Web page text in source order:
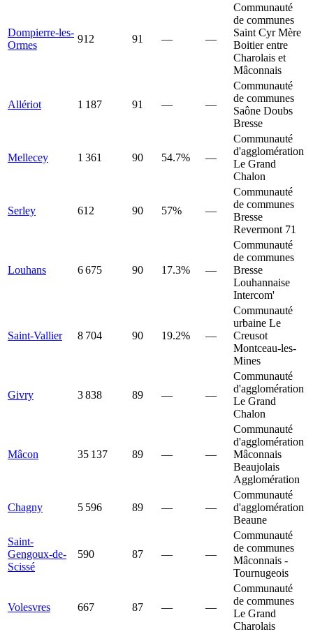
Dompierre-les-
Ormes
912 91 — —
Communauté
de communes
Saint Cyr Mère
Boitier entre
Charolais et
Mâconnais
Allériot 1 187 91 — —
Communauté
de communes
Saône Doubs
Bresse
Mellecey 1 361 90 54.7% —
Communauté
d'agglomération
Le Grand
Chalon
Serley 612 90 57% —
Communauté
de communes
Bresse
Revermont 71
Louhans 6 675 90 17.3% —
Communauté
de communes
Bresse
Louhannaise
Intercom'
Saint-Vallier 8 704 90 19.2% —
Communauté
urbaine Le
Creusot
Montceau-les-
Mines
Givry 3 838 89 — —
Communauté
d'agglomération
Le Grand
Chalon
Mâcon 35 137 89 — —
Communauté
d'agglomération
Mâconnais
Beaujolais
Agglomération
Chagny 5 596 89 — —
Communauté
d'agglomération
Beaune
Saint-
Gengoux-de-
Scissé
590 87 — —
Communauté
de communes
Mâconnais -
Tournugeois
Volesvres 667 87 — —
Communauté
de communes
Le Grand
Charolais